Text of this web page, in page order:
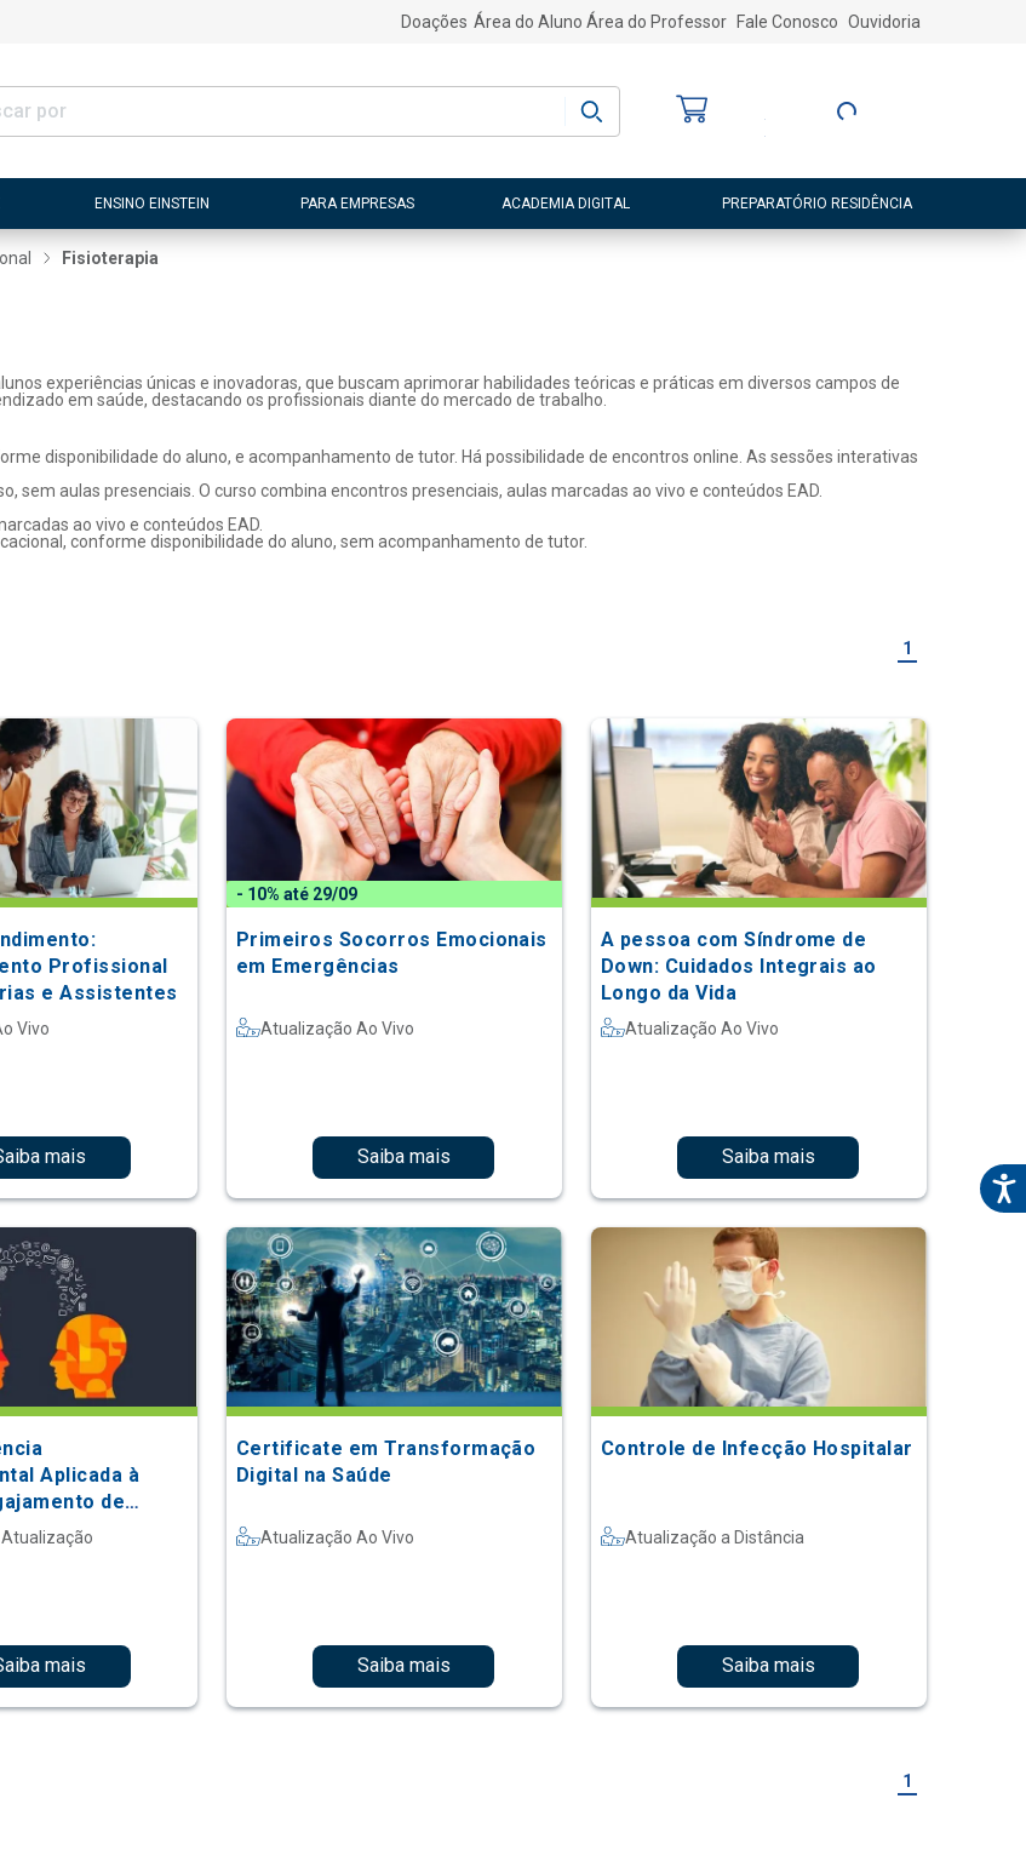
Doações Área do Aluno Área do Professor Fale Conosco Ouvidoria
Entre ou Cadastre-
ENSINO EINSTEIN PARA EMPRESAS ACADEMIA DIGITAL PREPARATÓRIO RESIDÊNCIA
Fisioterapia
experiências únicas e inovadoras, que buscam aprimorar habilidades teóricas e práticas em diversos campos de
em saúde, destacando os profissionais diante do mercado de trabalho.
disponibilidade do aluno, e acompanhamento de tutor. Há possibilidade de encontros online. As sessões interativas
sem aulas presenciais. O curso combina encontros presenciais, aulas marcadas ao vivo e conteúdos EAD.
ao vivo e conteúdos EAD.
conforme disponibilidade do aluno, sem acompanhamento de tutor.
1
Profissional
e Assistentes
Vivo
mais
- 10% até 29/09
Primeiros Socorros Emocionais
em Emergências
Atualização Ao Vivo
Saiba mais
A pessoa com Síndrome de
Down: Cuidados Integrais ao
Longo da Vida
Atualização Ao Vivo
Saiba mais
Aplicada à
de
mais
Certificate em Transformação
Digital na Saúde
Atualização Ao Vivo
Saiba mais
Controle de Infecção Hospitalar
Atualização a Distância
Saiba mais
1